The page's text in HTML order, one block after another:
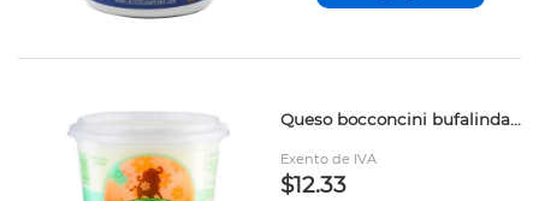
Queso bocconcini bufalinda 600gr
Exento de IVA
$12.33